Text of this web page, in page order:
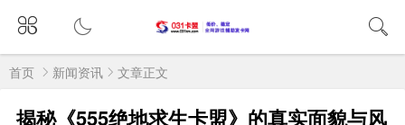
首页 新闻资讯 文章正文
揭秘《555绝地求生卡盟》的真实面貌与风